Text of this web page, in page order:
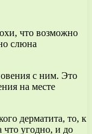
что возможно
слюна
с ним. Это
на месте
дерматита, то, к
что угодно, и до